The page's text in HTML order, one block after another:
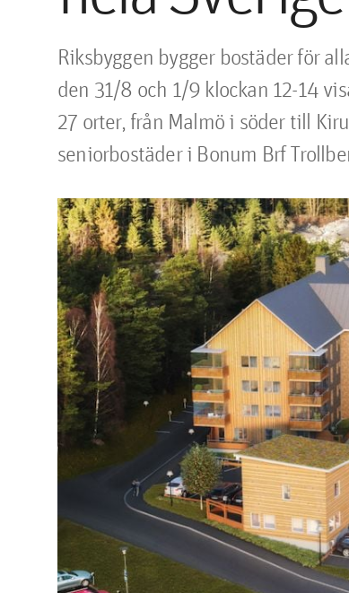
​Riksbyggen bygger bostäder för
den 31/8 och 1/9 klockan 12-14
27 orter, från Malmö i söder till
seniorbostäder i Bonum Brf